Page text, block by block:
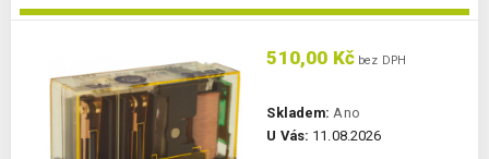
510,00 Kč bez DPH
Skladem: Ano
U Vás: 11.08.2026